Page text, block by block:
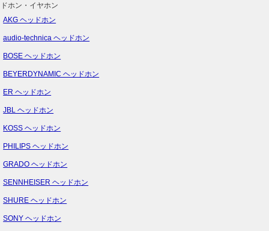
ホン・イヤホン
AKG ヘッドホン
audio-technica ヘッドホン
BOSE ヘッドホン
BEYERDYNAMIC ヘッドホン
ER ヘッドホン
JBL ヘッドホン
KOSS ヘッドホン
PHILIPS ヘッドホン
GRADO ヘッドホン
SENNHEISER ヘッドホン
SHURE ヘッドホン
SONY ヘッドホン